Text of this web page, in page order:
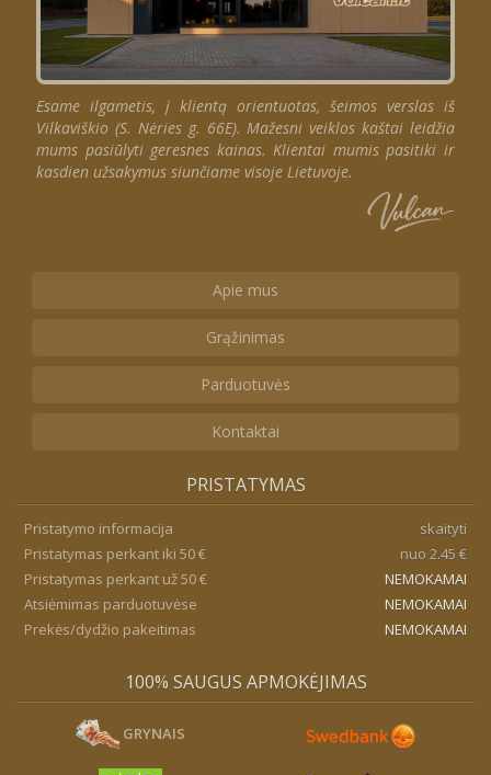
Esame ilgametis, į klientą orientuotas, šeimos verslas iš
Vilkaviškio (S. Nėries g. 66E). Mažesni veiklos kaštai leidžia
mums pasiūlyti geresnes kainas. Klientai mumis pasitiki ir
kasdien užsakymus siunčiame visoje Lietuvoje.
Apie mus
Grąžinimas
Parduotuvės
Kontaktai
PRISTATYMAS
Pristatymo informacija
skaityti
Pristatymas perkant iki 50 €
nuo 2.45 €
Pristatymas perkant už 50 €
NEMOKAMAI
Atsiėmimas parduotuvėse
NEMOKAMAI
Prekės/dydžio pakeitimas
NEMOKAMAI
100% SAUGUS APMOKĖJIMAS
GRYNAIS